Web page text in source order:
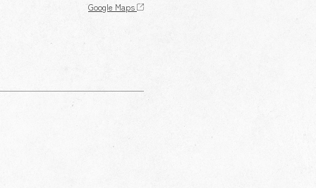
Google Maps